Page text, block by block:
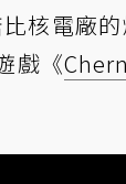
核電廠
戲《